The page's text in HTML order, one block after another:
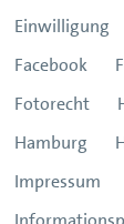
Einwilligung
Facebook
Fotorecht
Hamburg
Impressum